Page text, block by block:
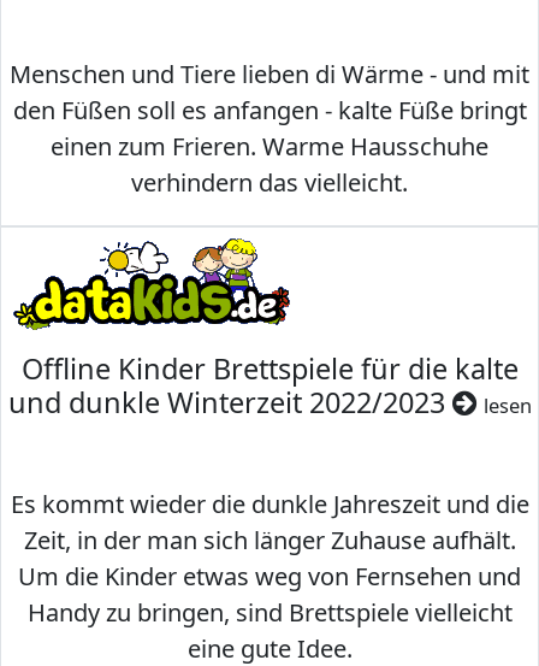
Menschen und Tiere lieben di Wärme - und mit
den Füßen soll es anfangen - kalte Füße bringt
einen zum Frieren. Warme Hausschuhe
verhindern das vielleicht.
Offline Kinder Brettspiele für die kalte
und dunkle Winterzeit 2022/2023
lesen
Es kommt wieder die dunkle Jahreszeit und die
Zeit, in der man sich länger Zuhause aufhält.
Um die Kinder etwas weg von Fernsehen und
Handy zu bringen, sind Brettspiele vielleicht
eine gute Idee.